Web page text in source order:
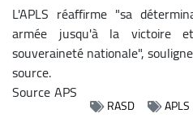
L'APLS réaffirme "sa
armée jusqu'à la victoire
souveraineté nationale",
source.
SourceAPS
RASD APLS